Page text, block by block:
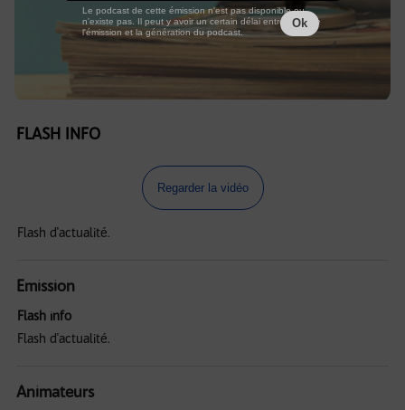
FLASH INFO
Regarder la vidéo
Flash d'actualité.
Emission
Flash info
Flash d'actualité.
Animateurs
Le podcast de cette émission n'est pas disponible ou
n'existe pas. Il peut y avoir un certain délai entre la fin de
l'émission et la génération du podcast.
Ok